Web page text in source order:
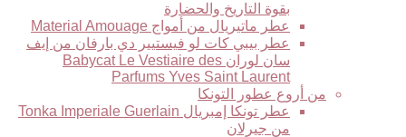
بقوة التاريخ والحضارة
عطر ماتيريال من أمواج Material Amouage
عطر بيبي كات لو فيستيير دي بارفان من إيف
سان لوران Babycat Le Vestiaire des
Parfums Yves Saint Laurent
من أروع عطور التونكا
عطر تونكا إمبريال Tonka Imperiale Guerlain
من جيرلان